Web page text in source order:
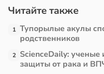
Читайте также
1 Тупорылые акулы
родственников
2 ScienceDaily:
защиты от рака и
16:23